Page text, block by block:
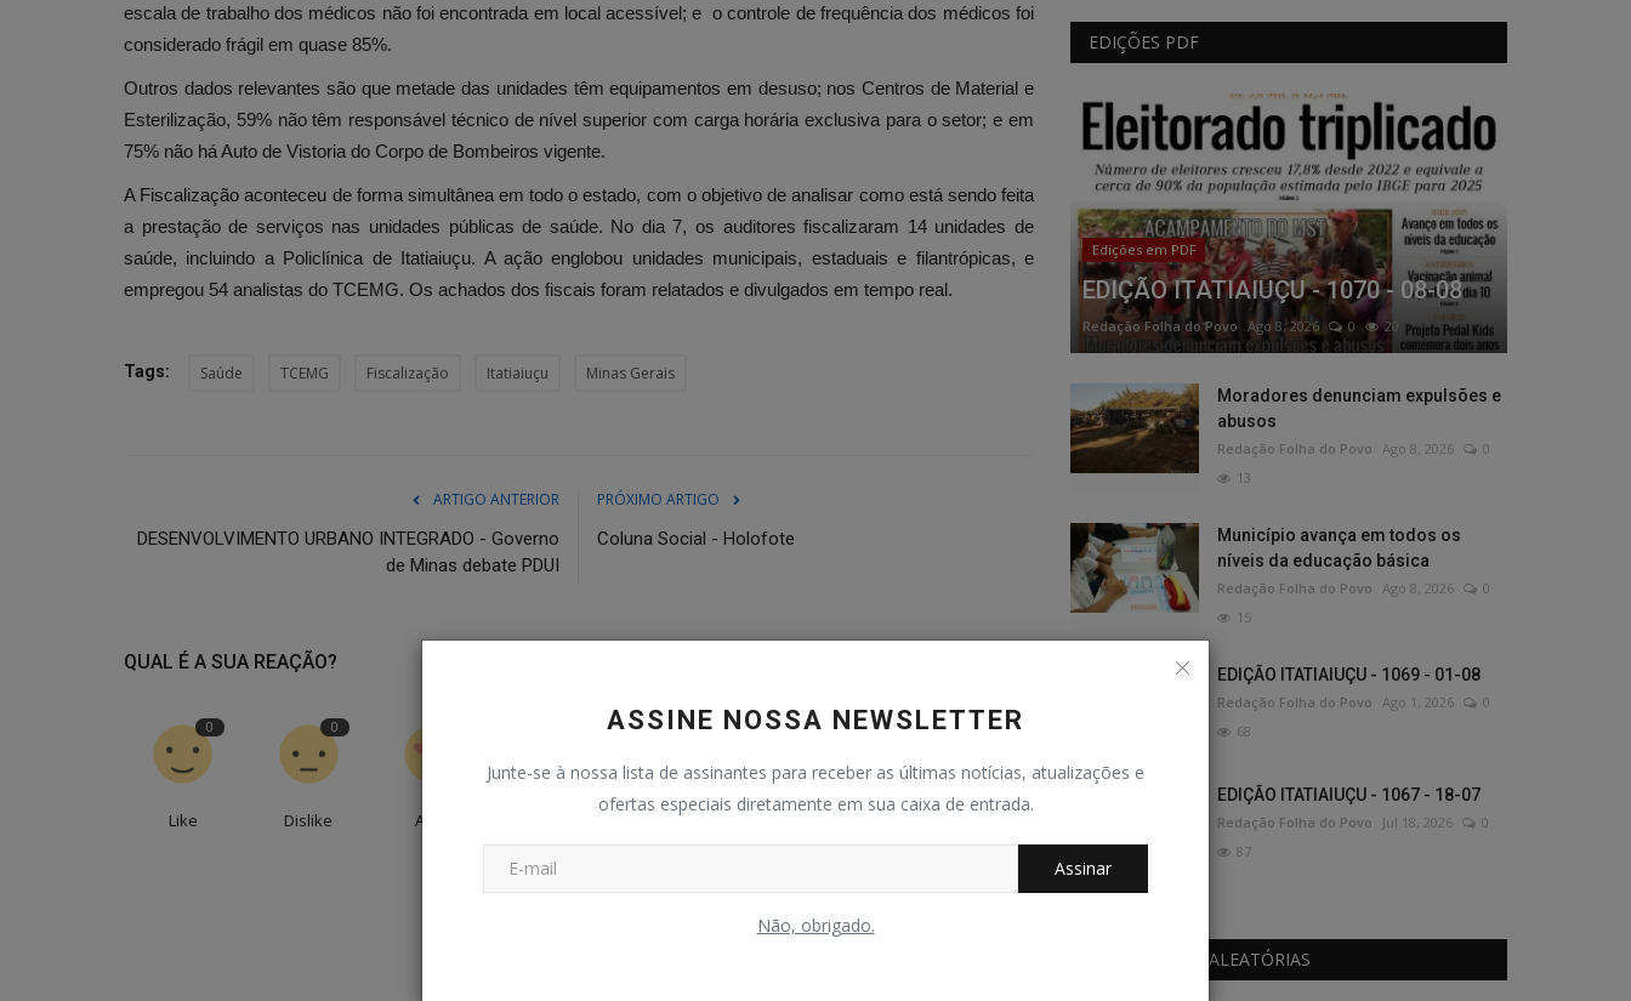
ASSINE NOSSA NEWSLETTER
Junte-se à nossa lista de assinantes para receber as últimas notícias, atualizações e
ofertas especiais diretamente em sua caixa de entrada.
Assinar
Não, obrigado.
escala de trabalho dos médicos não foi encontrada em local acessível; e o controle de frequência dos médicos foi
considerado frágil em quase 85%.
Outros dados relevantes são que metade das unidades têm equipamentos em desuso; nos Centros de Material e
Esterilização, 59% não têm responsável técnico de nível superior com carga horária exclusiva para o setor; e em
75% não há Auto de Vistoria do Corpo de Bombeiros vigente.
A Fiscalização aconteceu de forma simultânea em todo o estado, com o objetivo de analisar como está sendo feita
a prestação de serviços nas unidades públicas de saúde. No dia 7, os auditores fiscalizaram 14 unidades de
saúde, incluindo a Policlínica de Itatiaiuçu. A ação englobou unidades municipais, estaduais e filantrópicas, e
empregou 54 analistas do TCEMG. Os achados dos fiscais foram relatados e divulgados em tempo real.
Tags: Saúde TCEMG Fiscalização Itatiaiuçu Minas Gerais
ARTIGO ANTERIOR
DESENVOLVIMENTO URBANO INTEGRADO - Governo
de Minas debate PDUI
PRÓXIMO ARTIGO
Coluna Social - Holofote
QUAL É A SUA REAÇÃO?
0
Like
0
Dislike Amei
0
Bravo
0 0
EDIÇÕES PDF
Edições em PDF
EDIÇÃO ITATIAIUÇU - 1070 - 08-08
Redação Folha do Povo Ago 8, 2026 0 20
Moradores denunciam expulsões e
abusos
Redação Folha do Povo Ago 8, 2026
0
13
Município avança em todos os
níveis da educação básica
Redação Folha do Povo Ago 8, 2026
0
15
EDIÇÃO ITATIAIUÇU - 1069 - 01-08
Redação Folha do Povo Ago 1, 2026
0
68
EDIÇÃO ITATIAIUÇU - 1067 - 18-07
Redação Folha do Povo Jul 18, 2026
0
87
PUBLICAÇÕES ALEATÓRIAS